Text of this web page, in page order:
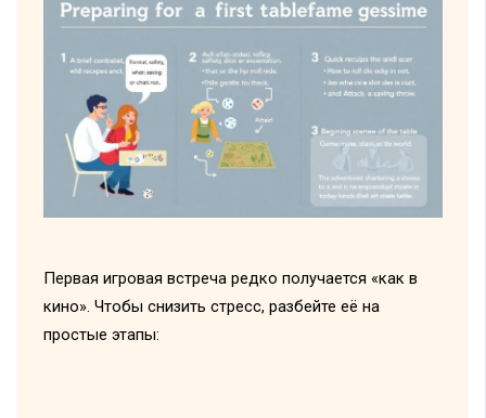
Первая игровая встреча редко получается «как в
кино». Чтобы снизить стресс, разбейте её на
простые этапы: